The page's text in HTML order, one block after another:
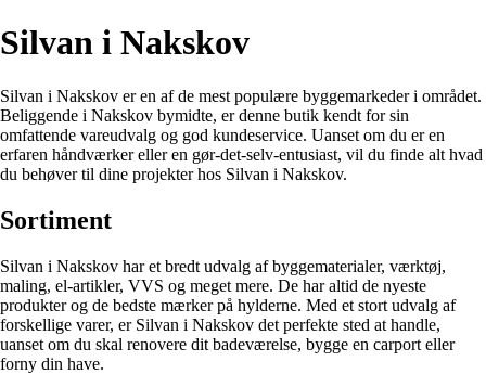
Silvan i Nakskov
Silvan i Nakskov er en af ​​de mest populære byggemarkeder i området.
Beliggende i Nakskov bymidte, er denne butik kendt for sin
omfattende vareudvalg og god kundeservice. Uanset om du er en
erfaren håndværker eller en gør-det-selv-entusiast, vil du finde alt hvad
du behøver til dine projekter hos Silvan i Nakskov.
Sortiment
Silvan i Nakskov har et bredt udvalg af byggematerialer, værktøj,
maling, el-artikler, VVS og meget mere. De har altid de nyeste
produkter og de bedste mærker på hylderne. Med et stort udvalg af
forskellige varer, er Silvan i Nakskov det perfekte sted at handle,
uanset om du skal renovere dit badeværelse, bygge en carport eller
forny din have.